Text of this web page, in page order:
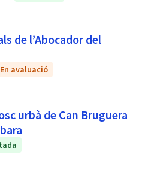
de l’Abocador del
En avaluació
urbà de Can Bruguera